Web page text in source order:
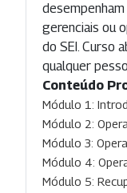
gerenciais ou
do SEI. Curso
qualquer
Conteúdo
Módulo 1:
Módulo 2:
Módulo 3:
Módulo 4:
Módulo 5: